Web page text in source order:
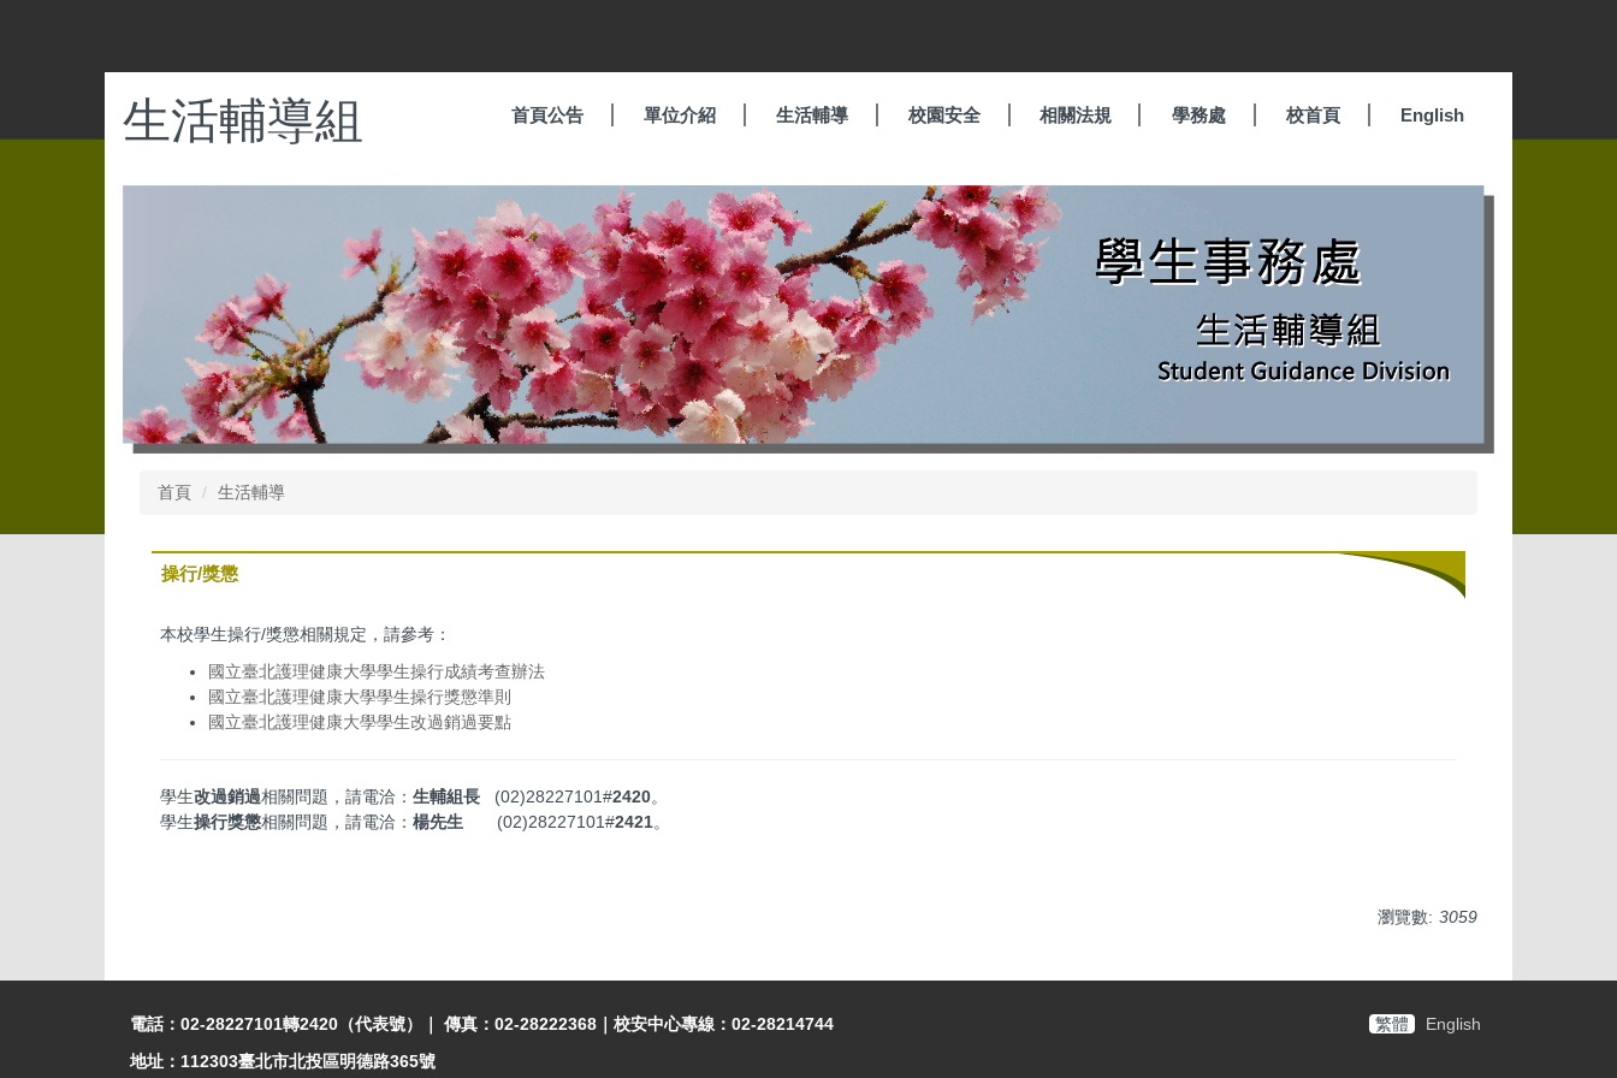
容
生活輔導組 首頁公告 單位介紹 生活輔導 校園安全 相關法規 學務處 校首頁 English
首頁 生活輔導
操行/獎懲
本校學生操行/獎懲相關規定，請參考：
國立臺北護理健康大學學生操行成績考查辦法
國立臺北護理健康大學學生操行獎懲準則
國立臺北護理健康大學學生改過銷過要點
學生改過銷過相關問題，請電洽： 生輔組長 (02)28227101#2420。
學生操行獎懲相關問題，請電洽： 楊先生 (02)28227101#2421。
瀏覽數: 3059
繁體 English
電話：02-28227101轉2420（代表號）｜ 傳真：02-28222368｜校安中心專線：02-28214744
地址：112303臺北市北投區明德路365號